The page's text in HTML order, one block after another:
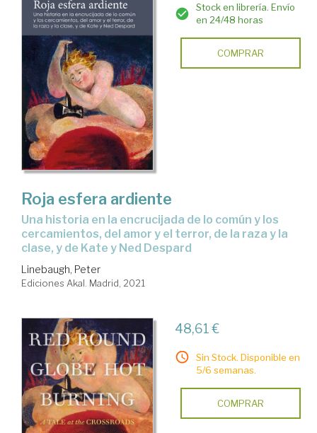
Stock en librería. Envío
en 24/48 horas
COMPRAR
Roja esfera ardiente
una historia en la encrucijada de lo común y los
cercamientos, del amor y el terror, de la raza y la
clase, y de Kate y Ned Despard
Linebaugh, Peter
Ediciones Akal. Madrid, 2021
48,61 €
Sin Stock. Disponible en
5/6 semanas.
COMPRAR